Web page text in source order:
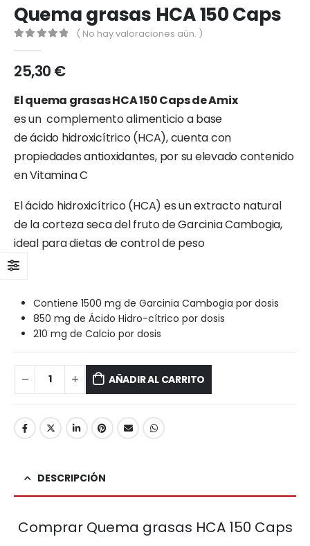
Quema grasas HCA 150 Caps
( No hay valoraciones aún. )
25,30 €
Elquema grasas HCA 150 Caps de Amix
esun complementoalimenticio a base
deácido hidroxicítrico(HCA), cuenta con
propiedades antioxidantes, por su elevado contenido
en Vitamina C
Elácido hidroxicítrico(HCA) es un extracto natural
de la corteza seca del frutodeGarcinia Cambogia,
ideal para dietas de control de peso
Contiene 1500 mg de Garcinia Cambogia por dosis
850 mg de Ácido Hidro-cítrico por dosis
210 mg de Calcio por dosis
AÑADIR AL CARRITO
DESCRIPCIÓN
Comprar Quema grasas HCA 150 Caps